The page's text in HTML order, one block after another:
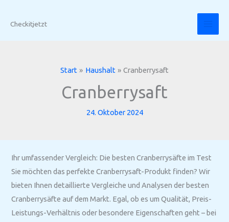
InhaltCheckitjetzt
Start Haushalt Cranberrysaft
Cranberrysaft
24. Oktober 2024
Ihr umfassender Vergleich: Die besten Cranberrysäfte im Test
Sie möchten das perfekte Cranberrysaft-Produkt finden? Wir
bieten Ihnen detaillierte Vergleiche und Analysen der besten
Cranberrysäfte auf dem Markt. Egal, ob es um Qualität, Preis-
Leistungs-Verhältnis oder besondere Eigenschaften geht – bei